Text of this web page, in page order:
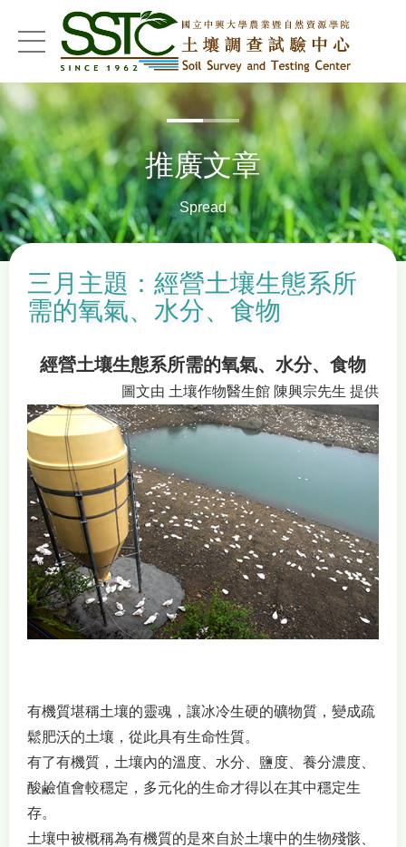
menu
推廣文章
Spread
三月主題：經營土壤生態系所
需的氧氣、水分、食物
經營土壤生態系所需的氧氣、水分、食物
圖文由 土壤作物醫生館 陳興宗先生 提供
有機質堪稱土壤的靈魂，讓冰冷生硬的礦物質，變成疏
鬆肥沃的土壤，從此具有生命性質。
有了有機質，土壤內的溫度、水分、鹽度、養分濃度、
酸鹼值會較穩定，多元化的生命才得以在其中穩定生
存。
土壤中被概稱為有機質的是來自於土壤中的生物殘骸、